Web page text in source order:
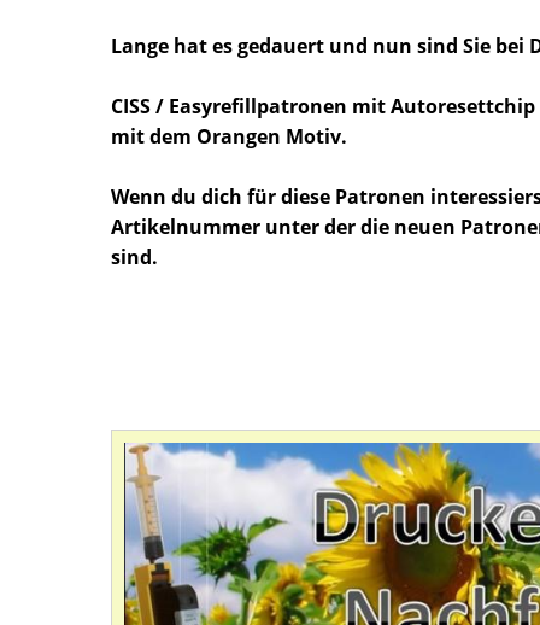
Lange hat es gedauert und nun sind Sie bei
CISS / Easyrefillpatronen mit
mit dem Orangen Motiv.
Wenn du dich für diese Patronen
Artikelnummer unter der die neuen
sind.